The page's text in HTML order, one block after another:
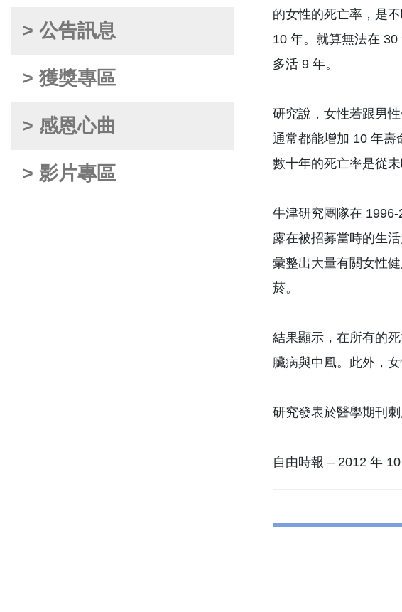
> 公告訊息
> 獲獎專區
> 感恩心曲
> 影片專區
的女性的死亡率，是
10 年。就算無法在
多活 9 年。
研究說，女性若跟男
通常都能增加 10 年壽
數十年的死亡率是從
牛津研究團隊在
露在被招募當時的生
彙整出大量有關女性
菸。
結果顯示，在所有的
臟病與中風。此外，
研究發表於醫學期刊
自由時報 – 2012 年